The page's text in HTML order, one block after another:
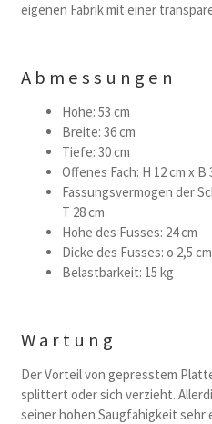
eigenen Fabrik mit einer
Abmessungen
Hohe: 53 cm
Breite: 36 cm
Tiefe: 30 cm
Offenes Fach: H 12 cm x B
Fassungsvermogen der
T 28 cm
Hohe des Fusses: 24 cm
Dicke des Fusses: o 2,5 cm
Belastbarkeit: 15 kg
Wartung
Der Vorteil von gepresstem
splittert oder sich verzieht.
seiner hohen Saugfahigkeit sehr